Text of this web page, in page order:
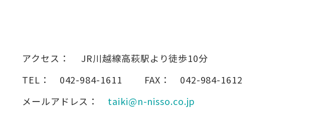
アクセス：
JR川越線高萩駅より徒歩10分
TEL：
042-984-1611 FAX：
042-984-1612
メールアドレス：
taiki@n-nisso.co.jp